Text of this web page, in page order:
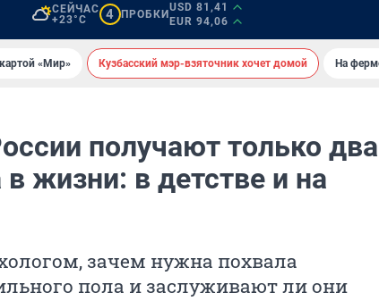
СЕЙЧАС
+23°C
4 ПРОБКИ
USD 81,41
EUR 94,06
«Мир» Кузбасский мэр-взяточник хочет домой На
получают только два
жизни: в детстве и на
зачем нужна похвала
пола и заслуживают ли они